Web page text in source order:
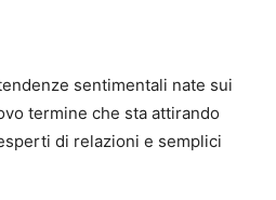
sentimentali nate sui
termine che sta attirando
di relazioni e semplici